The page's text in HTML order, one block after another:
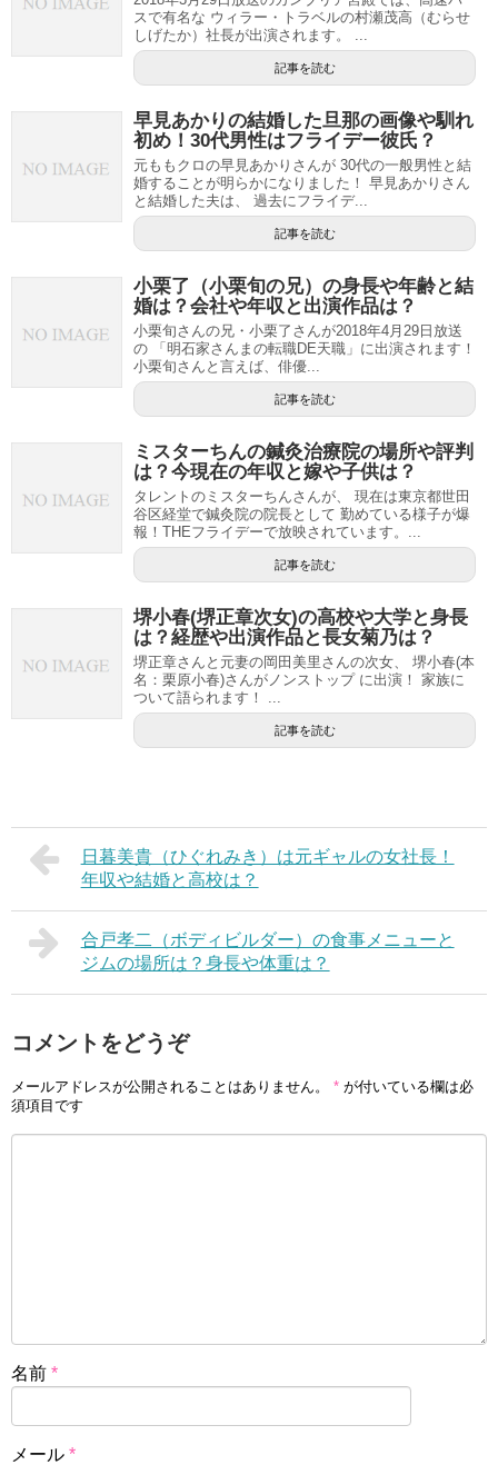
スで有名な ウィラー・トラベルの村瀬茂高（むらせ
しげたか）社長が出演されます。 ...
記事を読む
早見あかりの結婚した旦那の画像や馴れ
初め！30代男性はフライデー彼氏？
元ももクロの早見あかりさんが 30代の一般男性と結
婚することが明らかになりました！ 早見あかりさん
と結婚した夫は、 過去にフライデ...
記事を読む
小栗了（小栗旬の兄）の身長や年齢と結
婚は？会社や年収と出演作品は？
小栗旬さんの兄・小栗了さんが2018年4月29日放送
の 「明石家さんまの転職DE天職」に出演されます！
小栗旬さんと言えば、俳優...
記事を読む
ミスターちんの鍼灸治療院の場所や評判
は？今現在の年収と嫁や子供は？
タレントのミスターちんさんが、 現在は東京都世田
谷区経堂で鍼灸院の院長として 勤めている様子が爆
報！THEフライデーで放映されています。...
記事を読む
堺小春(堺正章次女)の高校や大学と身長
は？経歴や出演作品と長女菊乃は？
堺正章さんと元妻の岡田美里さんの次女、 堺小春(本
名：栗原小春)さんがノンストップ に出演！ 家族に
ついて語られます！ ...
記事を読む
日暮美貴（ひぐれみき）は元ギャルの女社長！
年収や結婚と高校は？
合戸孝二（ボディビルダー）の食事メニューと
ジムの場所は？身長や体重は？
コメントをどうぞ
メールアドレスが公開されることはありません。 * が付いている欄は必
須項目です
名前 *
メール *